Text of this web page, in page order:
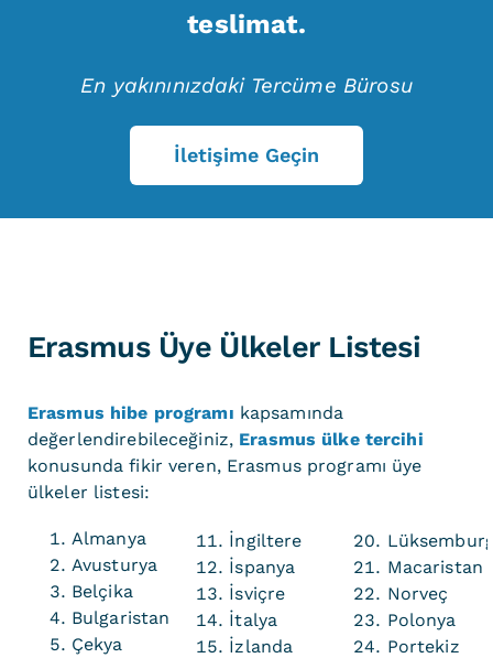
teslimat.
En yakınınızdaki Tercüme Bürosu
İletişime Geçin
Erasmus Üye Ülkeler Listesi
Erasmus hibe programı kapsamında
değerlendirebileceğiniz, Erasmus ülke tercihi
konusunda fikir veren, Erasmus programı üye
ülkeler listesi:
Almanya
Avusturya
Belçika
Bulgaristan
Çekya
İngiltere
İspanya
İsviçre
İtalya
İzlanda
Macaristan
Norveç
Polonya
Portekiz